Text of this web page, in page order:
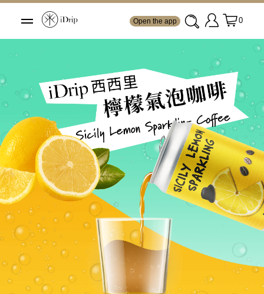
Open the app 0